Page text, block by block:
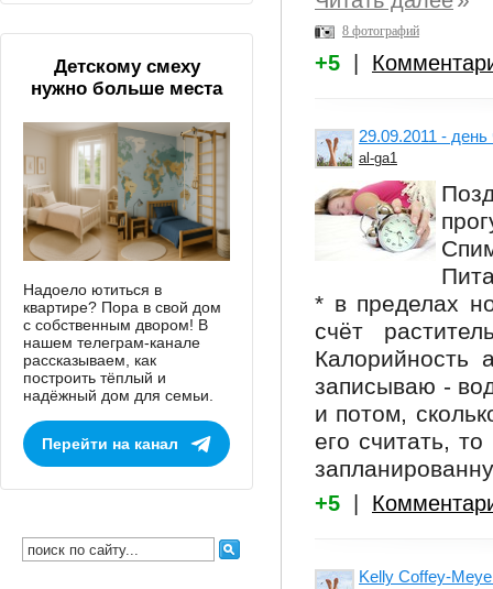
8 фотографий
+5
29.09.2011 -
al-ga1
* в пределах
счёт
записываю -
и потом,
его считать,
+5
Kelly Coffey-
Детскому смеху
нужно больше места
Надоело ютиться в
квартире? Пора в свой дом
с собственным двором! В
нашем телеграм-канале
рассказываем, как
построить тёплый и
надёжный дом для семьи.
Перейти на канал